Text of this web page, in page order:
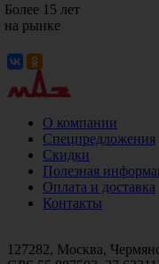
Более 15 лет
на рынке
О компании
Спецпредложения
Скидки
Полезная
Оплата и доставка
Контакты
127282, Москва,